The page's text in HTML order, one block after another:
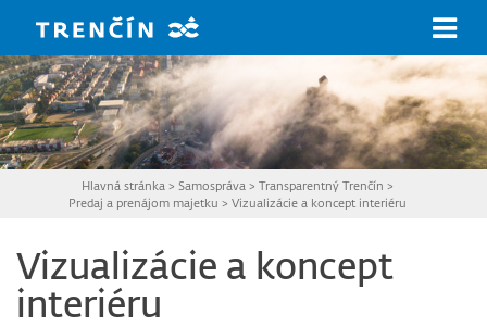
Hlavná stránka > Samospráva > Transparentný Trenčín >
Predaj a prenájom majetku > Vizualizácie a koncept interiéru
Vizualizácie a koncept
interiéru